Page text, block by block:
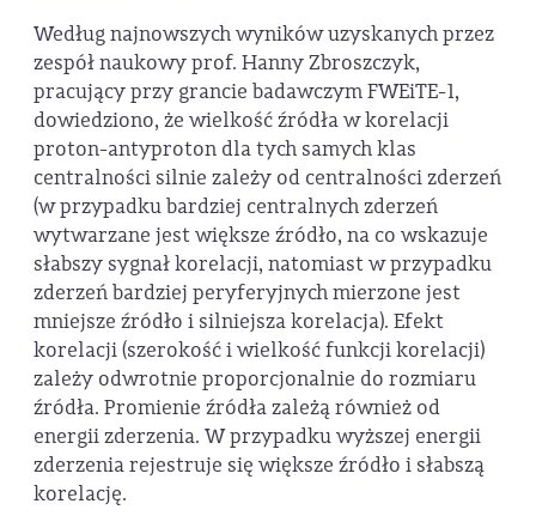
Według najnowszych wyników uzyskanych przez
zespół naukowy prof. Hanny Zbroszczyk,
pracujący przy grancie badawczym FWEiTE-1,
dowiedziono, że wielkość źródła w korelacji
proton-antyproton dla tych samych klas
centralności silnie zależy od centralności zderzeń
(w przypadku bardziej centralnych zderzeń
wytwarzane jest większe źródło, na co wskazuje
słabszy sygnał korelacji, natomiast w przypadku
zderzeń bardziej peryferyjnych mierzone jest
mniejsze źródło i silniejsza korelacja). Efekt
korelacji (szerokość i wielkość funkcji korelacji)
zależy odwrotnie proporcjonalnie do rozmiaru
źródła. Promienie źródła zależą również od
energii zderzenia. W przypadku wyższej energii
zderzenia rejestruje się większe źródło i słabszą
korelację.